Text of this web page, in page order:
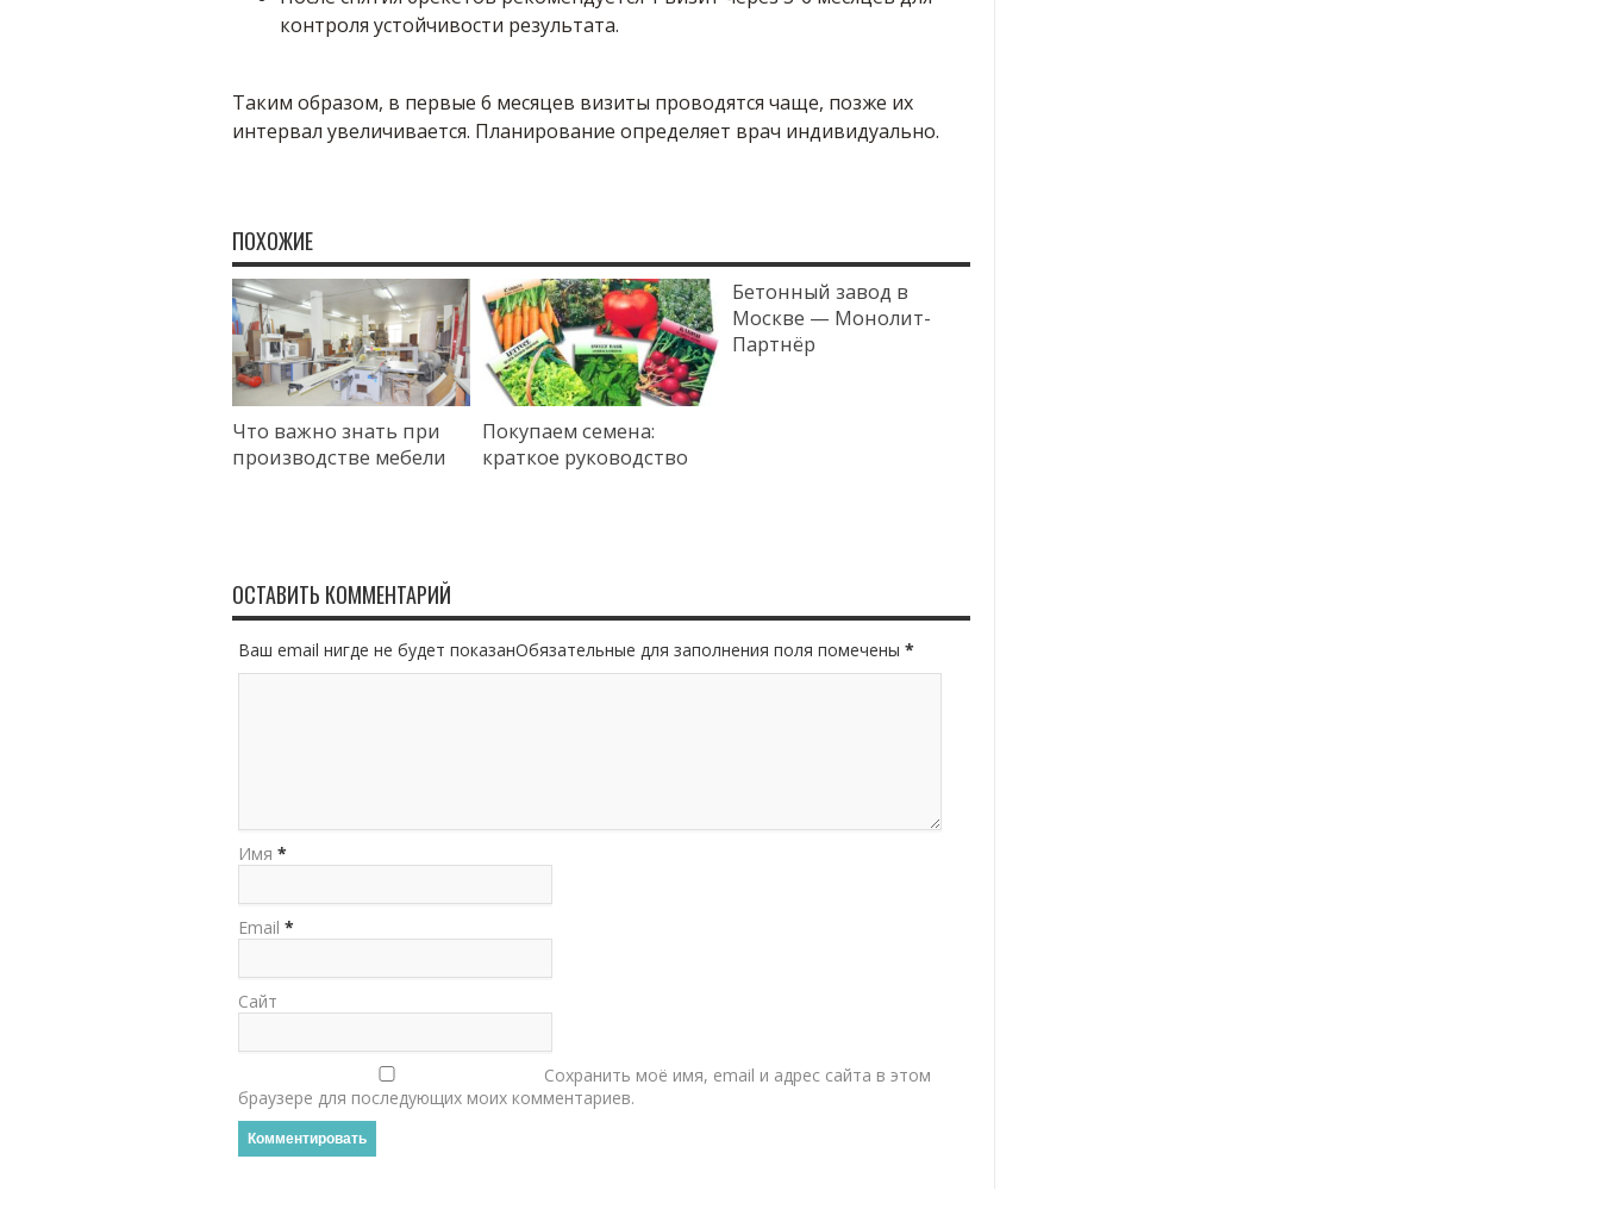
контроля устойчивости результата.
Таким образом, в первые 6 месяцев визиты проводятся чаще, позже их
интервал увеличивается. Планирование определяет врач индивидуально.
ПОХОЖИЕ
Что важно знать при
производстве мебели
Покупаем семена:
краткое руководство
Бетонный завод в
Москве — Монолит-
Партнёр
ОСТАВИТЬ КОММЕНТАРИЙ
Ваш email нигде не будет показанОбязательные для заполнения поля помечены *
Имя *
Email *
Сайт
Сохранить моё имя, email и адрес сайта в этом
браузере для последующих моих комментариев.